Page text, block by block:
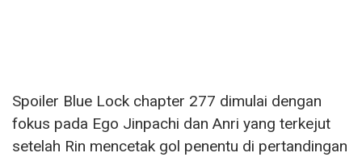
Spoiler Blue Lock chapter 277 dimulai dengan
fokus pada Ego Jinpachi dan Anri yang terkejut
setelah Rin mencetak gol penentu di pertandingan